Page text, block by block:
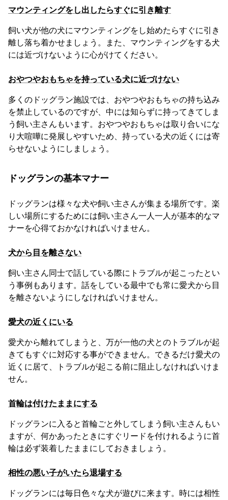
マウンティングをし出したらすぐに引き離す
飼い犬が他の犬にマウンティングをし始めたらすぐに引き
離し落ち着かせましょう。また、マウンティングをする犬
には近づけないように心がけてください。
おやつやおもちゃを持っている犬に近づけない
多くのドッグラン施設では、おやつやおもちゃの持ち込み
を禁止しているのですが、中には知らずに持ってきてしま
う飼い主さんもいます。おやつやおもちゃは取り合いにな
り大喧嘩に発展しやすいため、持っている犬の近くには寄
らせないようにしましょう。
ドッグランの基本マナー
ドッグランは様々な犬や飼い主さんが集まる場所です。楽
しい場所にするためには飼い主さん一人一人が基本的なマ
ナーを心得ておかなければいけません。
犬から目を離さない
飼い主さん同士で話している際にトラブルが起こったとい
う事例もあります。話をしている最中でも常に愛犬から目
を離さないようにしなければいけません。
愛犬の近くにいる
愛犬から離れてしまうと、万が一他の犬とのトラブルが起
きてもすぐに対応する事ができません。できるだけ愛犬の
近くに居て、トラブルが起こる前に阻止しなければいけま
せん。
首輪は付けたままにする
ドッグランに入ると首輪ごと外してしまう飼い主さんもい
ますが、何かあったときにすぐリードを付けれるように首
輪は必ず装着したままにしておきましょう。
相性の悪い子がいたら退場する
ドッグランには毎日色々な犬が遊びに来ます。時には相性